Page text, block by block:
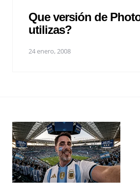
Que versión de
utilizas?
24 enero, 2008